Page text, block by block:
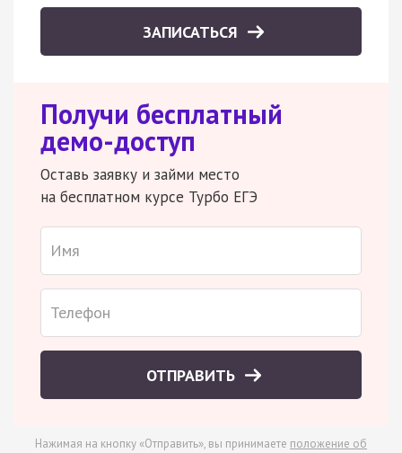
ЗАПИСАТЬСЯ
Получи бесплатный
демо-доступ
Оставь заявку и займи место
на бесплатном курсе Турбо ЕГЭ
ОТПРАВИТЬ
Нажимая на кнопку «Отправить», вы принимаете положение об